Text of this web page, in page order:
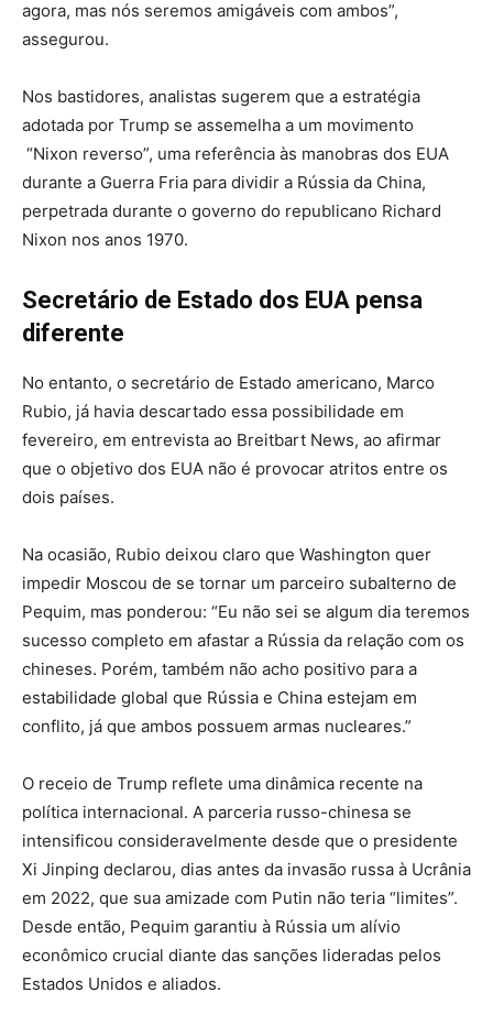
agora, mas nós seremos amigáveis com ambos”,
assegurou.
Nos bastidores, analistas sugerem que a estratégia
adotada por Trump se assemelha a um movimento
“Nixon reverso”, uma referência às manobras dos EUA
durante a Guerra Fria para dividir a Rússia da China,
perpetrada durante o governo do republicano Richard
Nixon nos anos 1970.
Secretário de Estado dos EUA pensa
diferente
No entanto, o secretário de Estado americano, Marco
Rubio, já havia descartado essa possibilidade em
fevereiro, em entrevista ao Breitbart News, ao afirmar
que o objetivo dos EUA não é provocar atritos entre os
dois países.
Na ocasião, Rubio deixou claro que Washington quer
impedir Moscou de se tornar um parceiro subalterno de
Pequim, mas ponderou: “Eu não sei se algum dia teremos
sucesso completo em afastar a Rússia da relação com os
chineses. Porém, também não acho positivo para a
estabilidade global que Rússia e China estejam em
conflito, já que ambos possuem armas nucleares.”
O receio de Trump reflete uma dinâmica recente na
política internacional. A parceria russo-chinesa se
intensificou consideravelmente desde que o presidente
Xi Jinping declarou, dias antes da invasão russa à Ucrânia
em 2022, que sua amizade com Putin não teria “limites”.
Desde então, Pequim garantiu à Rússia um alívio
econômico crucial diante das sanções lideradas pelos
Estados Unidos e aliados.